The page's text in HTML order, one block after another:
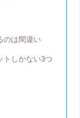
のは間違い
トしかない3つ